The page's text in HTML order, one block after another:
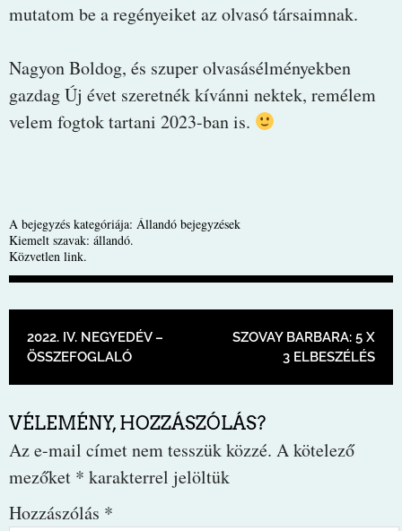
mutatom be a regényeiket az olvasó társaimnak.
Nagyon Boldog, és szuper olvasásélményekben
gazdag Új évet szeretnék kívánni nektek, remélem
velem fogtok tartani 2023-ban is.
A bejegyzés kategóriája: Állandó bejegyzések
Kiemelt szavak: állandó.
Közvetlen link.
BEJEGYZÉS NAVIGÁCIÓ
2022. IV. NEGYEDÉV –
ÖSSZEFOGLALÓ
SZOVAY BARBARA: 5 X
3 ELBESZÉLÉS
VÉLEMÉNY, HOZZÁSZÓLÁS?
Az e-mail címet nem tesszük közzé. A kötelező
mezőket * karakterrel jelöltük
Hozzászólás *